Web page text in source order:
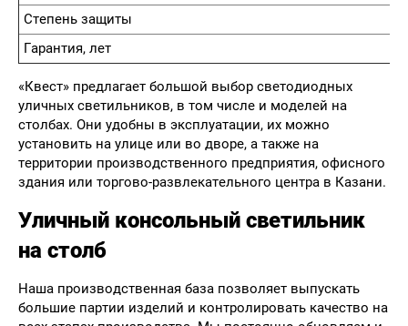
Степень защиты
Гарантия, лет
«Квест» предлагает большой выбор светодиодных
уличных светильников, в том числе и моделей на
столбах. Они удобны в эксплуатации, их можно
установить на улице или во дворе, а также на
территории производственного предприятия, офисного
здания или торгово-развлекательного центра в Казани.
Уличный консольный светильник
на столб
Наша производственная база позволяет выпускать
большие партии изделий и контролировать качество на